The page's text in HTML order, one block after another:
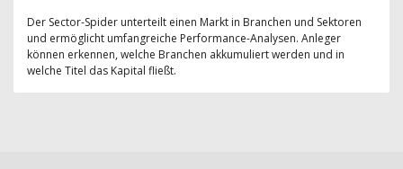
Der Sector-Spider unterteilt einen Markt in Branchen und Sektoren
und ermöglicht umfangreiche Performance-Analysen. Anleger
können erkennen, welche Branchen akkumuliert werden und in
welche Titel das Kapital fließt.